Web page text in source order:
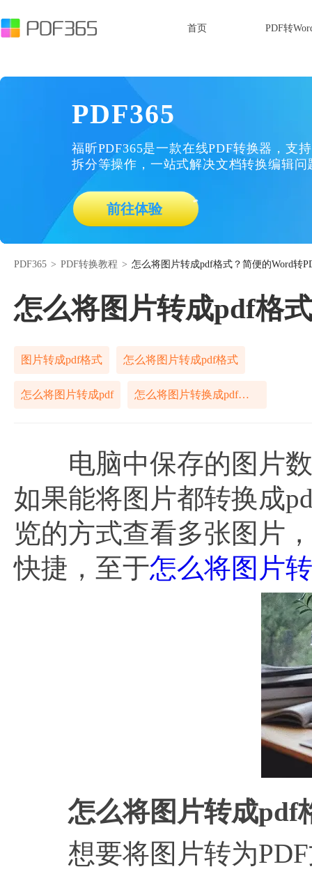
首页 PDF转
PDF365
福昕PDF365是一款在线PDF转换器，支
拆分等操作，一站式解决文档转换编辑问
前往体验
PDF365 > PDF转换教程 > 怎么将图片转成pdf格式？简便的Word转
怎么将图片转成pdf格
图片转成pdf格式 怎么将图片转成pdf格式
怎么将图片转成pdf 怎么将图片转换成pdf格式
电脑中保存的图片数
如果能将图片都转换成
览的方式查看多张图片
快捷，至于怎么将图片
怎么将图片转成pdf
想要将图片转为PDF